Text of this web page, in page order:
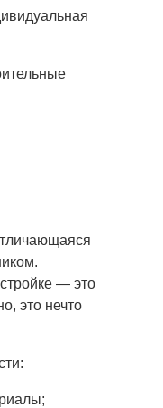
— это
это нечто